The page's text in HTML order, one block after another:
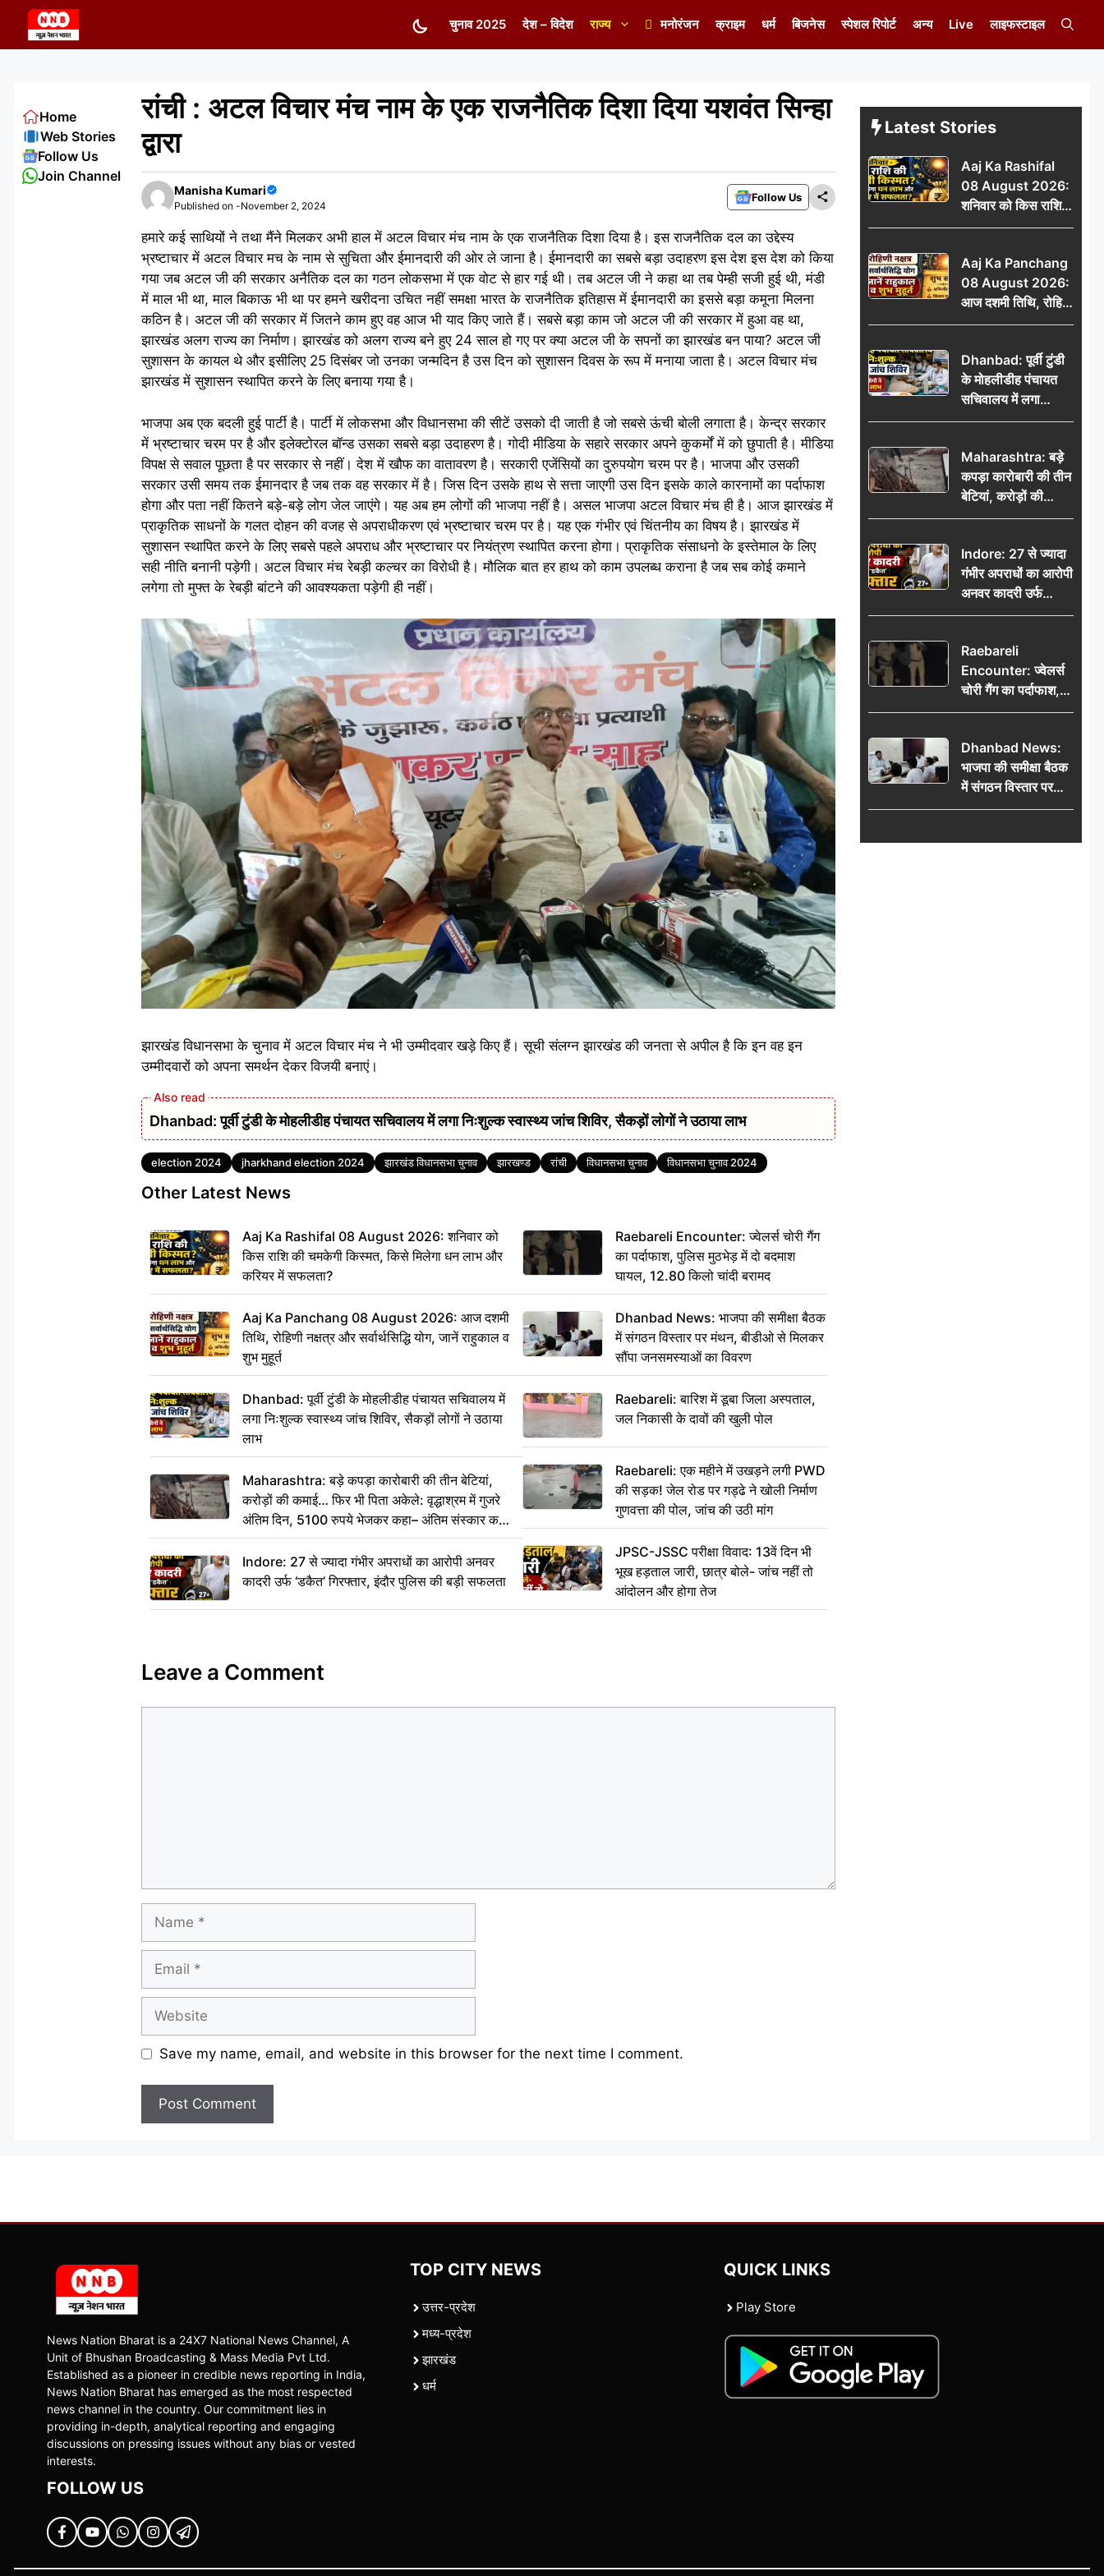
content
चुनाव 2025 देश – विदेश राज्य मनोरंजन क्राइम धर्म बिजनेस स्पेशल रिपोर्ट अन्य Live लाइफस्टाइल
रांची : अटल विचार मंच नाम के एक राजनैतिक दिशा दिया यशवंत सिन्हा
द्वारा
Manisha Kumari
Published on -November 2, 2024
Follow Us
हमारे कई साथियों ने तथा मैंने मिलकर अभी हाल में अटल विचार मंच नाम के एक राजनैतिक दिशा दिया है। इस राजनैतिक दल का उद्देस्य
भ्रष्टाचार में अटल विचार मच के नाम से सुचिता और ईमानदारी की ओर ले जाना है। ईमानदारी का सबसे बड़ा उदाहरण इस देश इस देश को किया
गया जब अटल जी की सरकार अनैतिक दल का गठन लोकसभा में एक वोट से हार गई थी। तब अटल जी ने कहा था तब पेम्ही सजी हुई थी, मंडी
में माल भी था, माल बिकाऊ भी था पर हमने खरीदना उचित नहीं समक्षा भारत के राजनैतिक इतिहास में ईमानदारी का इससे बड़ा कमूना मिलना
कठिन है। अटल जी की सरकार में जितने काम हुए वह आज भी याद किए जाते हैं। सबसे बड़ा काम जो अटल जी की सरकार में हुआ वह था,
झारखंड अलग राज्य का निर्माण। झारखंड को अलग राज्य बने हुए 24 साल हो गए पर क्या अटल जी के सपनों का झारखंड बन पाया? अटल जी
सुशासन के कायल थे और इसीलिए 25 दिसंबर जो उनका जन्मदिन है उस दिन को सुशासन दिवस के रूप में मनाया जाता है। अटल विचार मंच
झारखंड में सुशासन स्थापित करने के लिए बनाया गया है।
भाजपा अब एक बदली हुई पार्टी है। पार्टी में लोकसभा और विधानसभा की सीटें उसको दी जाती है जो सबसे ऊंची बोली लगाता है। केन्द्र सरकार
में भ्रष्टाचार चरम पर है और इलेक्टोरल बॉन्ड उसका सबसे बड़ा उदाहरण है। गोदी मीडिया के सहारे सरकार अपने कुकर्मों में को छुपाती है। मीडिया
विपक्ष से सवाल पूछता है पर सरकार से नहीं। देश में खौफ का वातावरण है। सरकारी एजेंसियों का दुरुपयोग चरम पर है। भाजपा और उसकी
सरकार उसी समय तक ईमानदार है जब तक वह सरकार में है। जिस दिन उसके हाथ से सत्ता जाएगी उस दिन इसके काले कारनामों का पर्दाफाश
होगा और पता नहीं कितने बड़े-बड़े लोग जेल जाएंगे। यह अब हम लोगों की भाजपा नहीं है। असल भाजपा अटल विचार मंच ही है। आज झारखंड में
प्राकृतिक साधनों के गलत दोहन की वजह से अपराधीकरण एवं भ्रष्टाचार चरम पर है। यह एक गंभीर एवं चिंतनीय का विषय है। झारखंड में
सुशासन स्थापित करने के लिए सबसे पहले अपराध और भ्रष्टाचार पर नियंत्रण स्थापित करना होगा। प्राकृतिक संसाधनो के इस्तेमाल के लिए
सही नीति बनानी पड़ेगी। अटल विचार मंच रेबड़ी कल्चर का विरोधी है। मौलिक बात हर हाथ को काम उपलब्ध कराना है जब सब कोई कमाने
लगेगा तो मुफ्त के रेबड़ी बांटने की आवश्यकता पड़ेगी ही नहीं।
झारखंड विधानसभा के चुनाव में अटल विचार मंच ने भी उम्मीदवार खड़े किए हैं। सूची संलग्न झारखंड की जनता से अपील है कि इन वह इन
उम्मीदवारों को अपना समर्थन देकर विजयी बनाएं।
Dhanbad: पूर्वी टुंडी के मोहलीडीह पंचायत सचिवालय में लगा निःशुल्क स्वास्थ्य जांच शिविर, सैकड़ों लोगों ने उठाया लाभ
Tags
election 2024 jharkhand election 2024 झारखंड विधानसभा चुनाव झारखण्ड रांची विधानसभा चुनाव विधानसभा चुनाव 2024
Other Latest News
Aaj Ka Rashifal 08 August 2026: शनिवार को
किस राशि की चमकेगी किस्मत, किसे मिलेगा धन लाभ और
करियर में सफलता?
Aaj Ka Panchang 08 August 2026: आज दशमी
तिथि, रोहिणी नक्षत्र और सर्वार्थसिद्धि योग, जानें राहुकाल व
शुभ मुहूर्त
Dhanbad: पूर्वी टुंडी के मोहलीडीह पंचायत सचिवालय में
लगा निःशुल्क स्वास्थ्य जांच शिविर, सैकड़ों लोगों ने उठाया
लाभ
Maharashtra: बड़े कपड़ा कारोबारी की तीन बेटियां,
करोड़ों की कमाई… फिर भी पिता अकेले: वृद्धाश्रम में गुजरे
अंतिम दिन, 5100 रुपये भेजकर कहा– अंतिम संस्कार कर
दीजिए हम नहीं आ पाएंगे
Indore: 27 से ज्यादा गंभीर अपराधों का आरोपी अनवर
कादरी उर्फ ‘डकैत’ गिरफ्तार, इंदौर पुलिस की बड़ी सफलता
Raebareli Encounter: ज्वेलर्स चोरी गैंग
का पर्दाफाश, पुलिस मुठभेड़ में दो बदमाश
घायल, 12.80 किलो चांदी बरामद
Dhanbad News: भाजपा की समीक्षा बैठक
में संगठन विस्तार पर मंथन, बीडीओ से मिलकर
सौंपा जनसमस्याओं का विवरण
Raebareli: बारिश में डूबा जिला अस्पताल,
जल निकासी के दावों की खुली पोल
Raebareli: एक महीने में उखड़ने लगी PWD
की सड़क! जेल रोड पर गड्ढे ने खोली निर्माण
गुणवत्ता की पोल, जांच की उठी मांग
JPSC-JSSC परीक्षा विवाद: 13वें दिन भी
भूख हड़ताल जारी, छात्र बोले- जांच नहीं तो
आंदोलन और होगा तेज
Leave a Comment
Save my name, email, and website in this browser for the next time I comment.
Home
Web Stories
Follow Us
Join Channel
Latest Stories
Aaj Ka Rashifal
08 August 2026:
शनिवार को किस राशि
की चमकेगी किस्मत,
और करियर में सफलता?
Aaj Ka Panchang
08 August 2026:
आज दशमी तिथि, रोहिणी
नक्षत्र और सर्वार्थसिद्धि
शुभ मुहूर्त
Dhanbad: पूर्वी टुंडी
के मोहलीडीह पंचायत
सचिवालय में लगा
निःशुल्क स्वास्थ्य जांच
उठाया लाभ
Maharashtra: बड़े
कपड़ा कारोबारी की तीन
बेटियां, करोड़ों की
कमाई… फिर भी पिता
अंतिम दिन, 5100 रुपये
भेजकर कहा– अंतिम
संस्कार कर दीजिए हम
नहीं आ पाएंगे
Indore: 27 से ज्यादा
गंभीर अपराधों का आरोपी
अनवर कादरी उर्फ
‘डकैत’ गिरफ्तार, इंदौर
Raebareli
Encounter: ज्वेलर्स
चोरी गैंग का पर्दाफाश,
पुलिस मुठभेड़ में दो
किलो चांदी बरामद
Dhanbad News:
भाजपा की समीक्षा बैठक
में संगठन विस्तार पर
मंथन, बीडीओ से
जनसमस्याओं का विवरण
News Nation Bharat is a 24X7 National News Channel, A
Unit of Bhushan Broadcasting & Mass Media Pvt Ltd.
Established as a pioneer in credible news reporting in India,
News Nation Bharat has emerged as the most respected
news channel in the country. Our commitment lies in
providing in-depth, analytical reporting and engaging
discussions on pressing issues without any bias or vested
interests.
FOLLOW US
TOP CITY NEWS
उत्तर-प्रदेश
मध्य-प्रदेश
झारखंड
धर्म
QUICK LINKS
Play Store